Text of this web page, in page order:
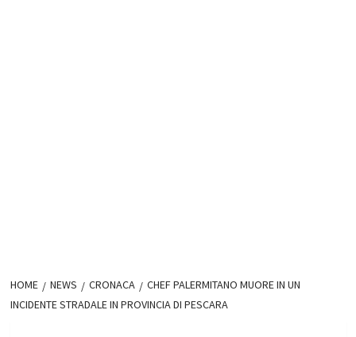
HOME NEWS CRONACA
CHEF PALERMITANO MUORE IN UN
INCIDENTE STRADALE IN PROVINCIA DI PESCARA